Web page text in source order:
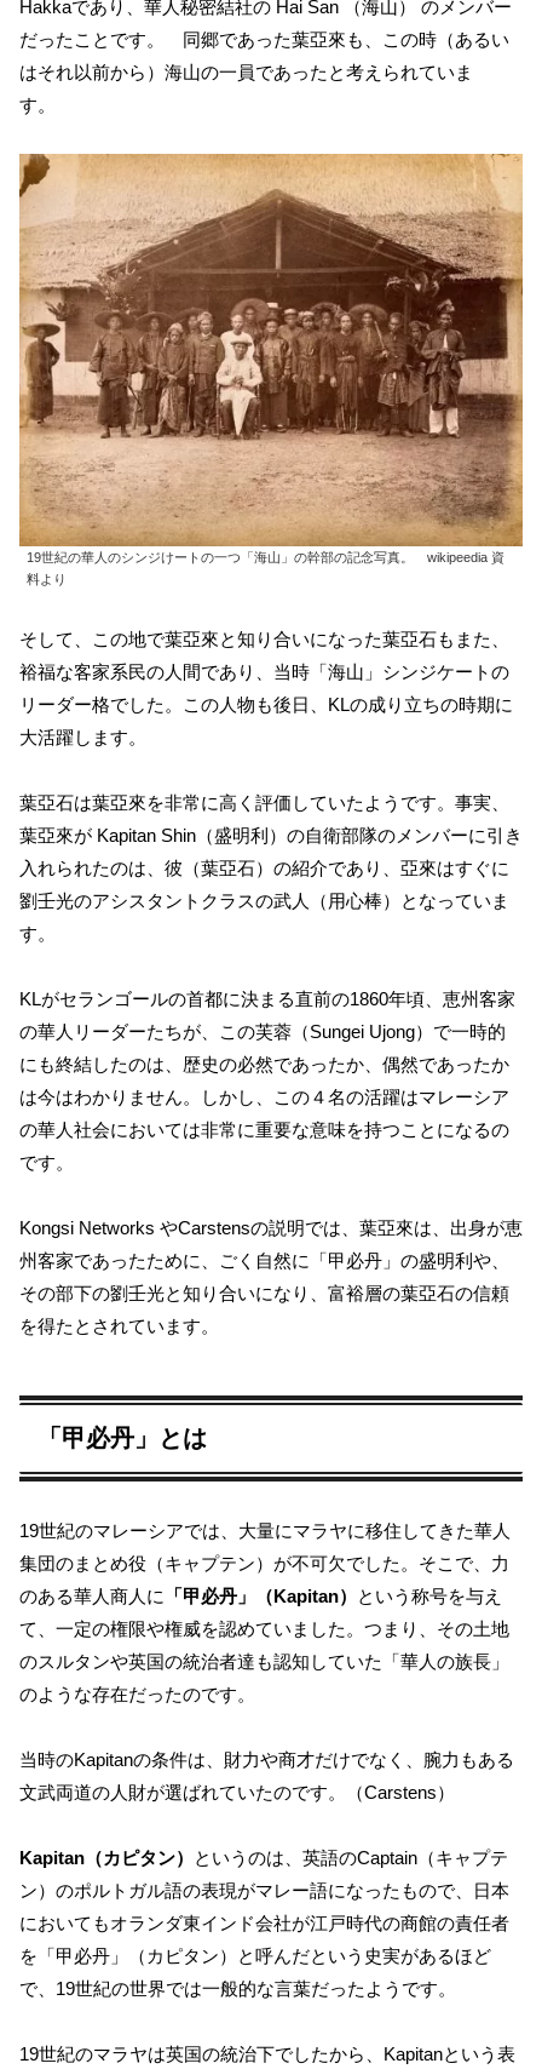
Hakkaであり、華人秘密結社の Hai San （海山） のメンバー
だったことです。 同郷であった葉亞來も、この時（あるい
はそれ以前から）海山の一員であったと考えられていま
す。
19世紀の華人のシンジけートの一つ「海山」の幹部の記念写真。 wikipeedia 資
料より
そして、この地で葉亞來と知り合いになった葉亞石もまた、
裕福な客家系民の人間であり、当時「海山」シンジケートの
リーダー格でした。この人物も後日、KLの成り立ちの時期に
大活躍します。
葉亞石は葉亞來を非常に高く評価していたようです。事実、
葉亞來が Kapitan Shin（盛明利）の自衛部隊のメンバーに引き
入れられたのは、彼（葉亞石）の紹介であり、亞來はすぐに
劉壬光のアシスタントクラスの武人（用心棒）となっていま
す。
KLがセランゴールの首都に決まる直前の1860年頃、恵州客家
の華人リーダーたちが、この芙蓉（Sungei Ujong）で一時的
にも終結したのは、歴史の必然であったか、偶然であったか
は今はわかりません。しかし、この４名の活躍はマレーシア
の華人社会においては非常に重要な意味を持つことになるの
です。
Kongsi Networks やCarstensの説明では、葉亞來は、出身が恵
州客家であったために、ごく自然に「甲必丹」の盛明利や、
その部下の劉壬光と知り合いになり、富裕層の葉亞石の信頼
を得たとされています。
「甲必丹」とは
19世紀のマレーシアでは、大量にマラヤに移住してきた華人
集団のまとめ役（キャプテン）が不可欠でした。そこで、力
のある華人商人に
「甲必丹」（Kapitan）
という称号を与え
て、一定の権限や権威を認めていました。つまり、その土地
のスルタンや英国の統治者達も認知していた「華人の族長」
のような存在だったのです。
当時のKapitanの条件は、財力や商才だけでなく、腕力もある
文武両道の人財が選ばれていたのです。（Carstens）
Kapitan（カピタン）
というのは、英語のCaptain（キャプテ
ン）のポルトガル語の表現がマレー語になったもので、日本
においてもオランダ東インド会社が江戸時代の商館の責任者
を「甲必丹」（カピタン）と呼んだという史実があるほど
で、19世紀の世界では一般的な言葉だったようです。
19世紀のマラヤは英国の統治下でしたから、Kapitanという表